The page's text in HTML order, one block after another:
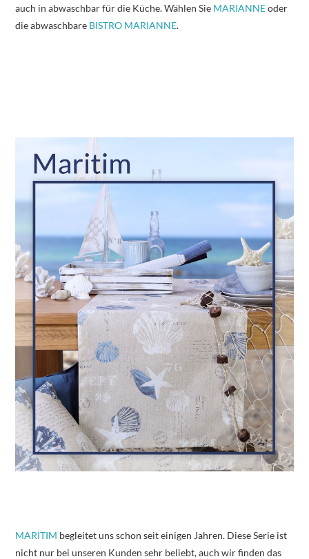
auch in abwaschbar für die Küche. Wählen Sie MARIANNEoder
die abwaschbare BISTRO MARIANNE.
MARITIM begleitet uns schon seit einigen Jahren. Diese Serie ist
nicht nur bei unseren Kunden sehr beliebt, auch wir finden das